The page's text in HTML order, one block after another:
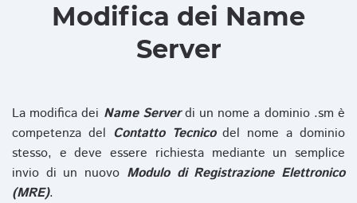
Modifica dei Name
Server
La modifica dei Name Serverdi un nome a dominio .sm è
competenza del Contatto Tecnicodel nome a dominio
stesso, e deve essere richiesta mediante un semplice
invio di un nuovo Modulo di Registrazione Elettronico
(MRE).